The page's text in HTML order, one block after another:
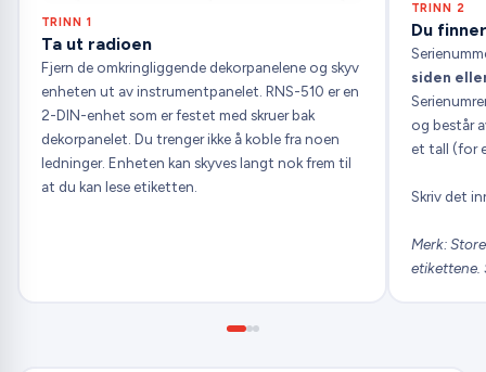
TRINN 1
Ta ut radioen
Fjern de omkringliggende dekorpanelene og skyv
enheten ut av instrumentpanelet. RNS-510 er en
2-DIN-enhet som er festet med skruer bak
dekorpanelet. Du trenger ikke å koble fra noen
ledninger. Enheten kan skyves langt nok frem til
at du kan lese etiketten.
TRINN 2
Du
siden
og består
et tall (for
Skriv det
Merk:
etikettene.